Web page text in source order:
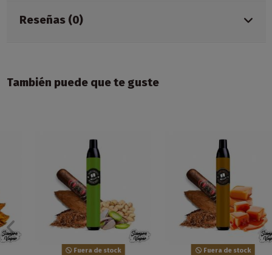
Reseñas (0)
También puede que te guste
Fuera de stock Fuera de stock